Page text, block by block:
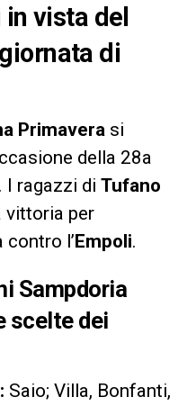
vista del
di
Primaverasi
della 28a
I ragazzi di Tufano
vittoria per
l’Empoli.
Sampdoria
scelte dei
Saio; Villa, Bonfanti,